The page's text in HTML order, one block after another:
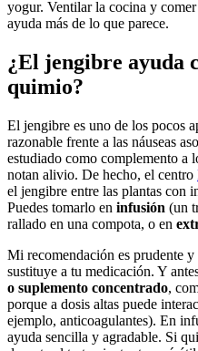
yogur. Ventilar la cocina y
ayuda más de lo que parece.
¿El jengibre ayuda
quimio?
El jengibre es uno de los pocos
razonable frente a las náuseas
estudiado como complemento a
notan alivio. De hecho, el centro
el jengibre entre las plantas con
Puedes tomarlo en infusión (un
rallado en una compota, o en
Mi recomendación es prudente
sustituye a tu medicación. Y
o suplemento concentrado,
porque a dosis altas puede
ejemplo, anticoagulantes). En
ayuda sencilla y agradable. Si